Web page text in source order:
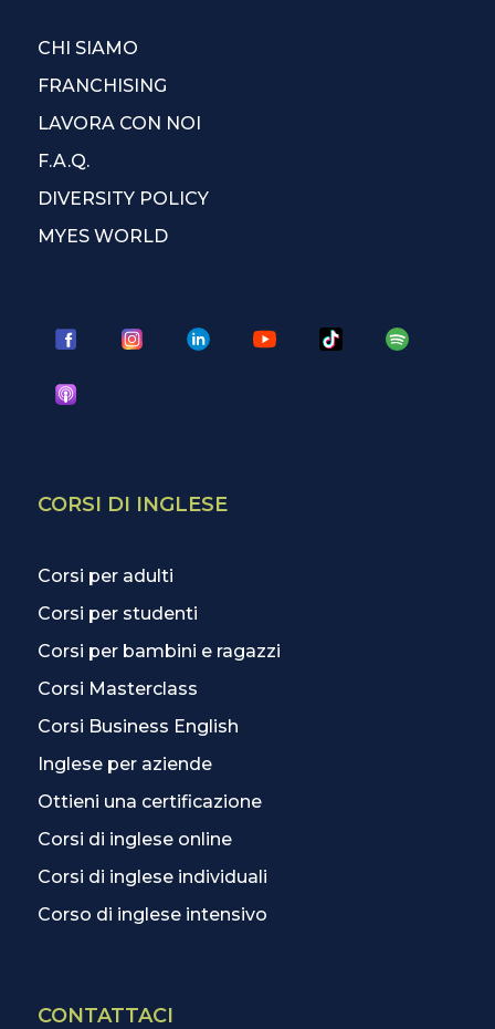
CHI SIAMO
FRANCHISING
LAVORA CON NOI
F.A.Q.
DIVERSITY POLICY
MYES WORLD
CORSI DI INGLESE
Corsi per adulti
Corsi per studenti
Corsi per bambini e ragazzi
Corsi Masterclass
Corsi Business English
Inglese per aziende
Ottieni una certificazione
Corsi di inglese online
Corsi di inglese individuali
Corso di inglese intensivo
CONTATTACI